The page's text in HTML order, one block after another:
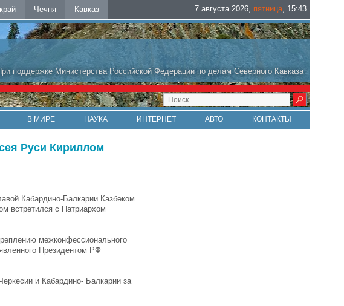
Чечня Кавказ 7 августа 2026, пятница, 15:43
поддержке Министерства Российской Федерации по делам Северного Кавказа
В МИРЕ НАУКА ИНТЕРНЕТ АВТО КОНТАКТЫ
Руси Кириллом
Кабардино-Балкарии Казбеком
встретился с Патриархом
межконфессионального
Президентом РФ
и Кабардино- Балкарии за